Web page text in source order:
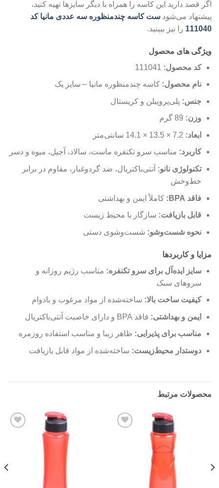
اگر قصد دارید این کاسه را همراه با دیگر سایزها تهیه کنید،
پیشنهاد می‌شود ست کاسه چندمنظوره سه عددی مانیا کد
111040 را نیز ببینید.
ویژگی های محصول
کد محصول:
نام محصول: کاسه چندمنظوره مانیا – سایز یک
جنس: پلی‌پروپیلن و کریستال
وزن:
ابعاد:
کاربرد: مناسب سرو تکنفره ماست، سالاد، آجیل، میوه و دسر
تکنولوژی نانو: آنتی‌باکتریال، ضد گردوغبار، مقاوم در برابر
خط‌وخش
فاقد BPA: کاملاً ایمن و بهداشتی
قابل بازیافت: سازگار با محیط زیست
نحوه شست‌وشو: شست‌وشوی دستی
مزایا و کاربردها
سایز ایده‌آل برای سرو تکنفره: مناسب رژیم روزانه و
سروهای سبک
کیفیت ساخت بالا: ساخته‌شده از مواد مرغوب و بادوام
ایمن و بهداشتی: فاقد BPA و دارای خاصیت آنتی‌باکتریال
مناسب برای پذیرایی: ظاهر زیبا و مناسب استفاده روزمره
دوستدار محیط‌زیست: ساخته‌شده از مواد قابل بازیافت
محصولات مرتبط